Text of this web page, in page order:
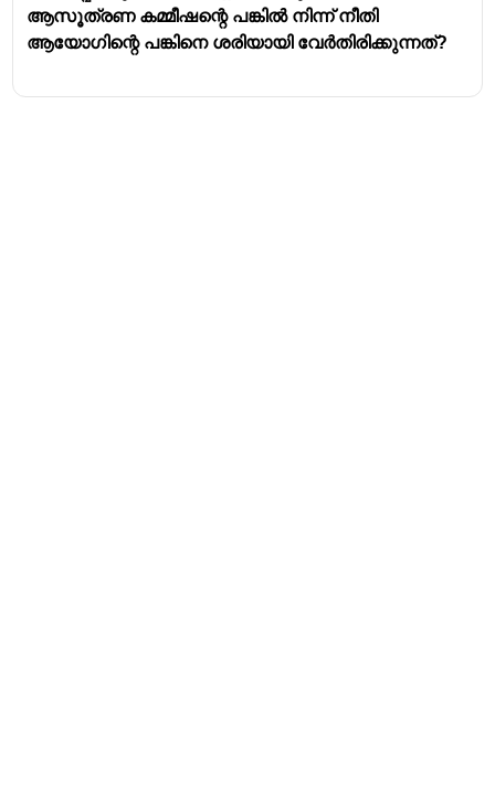
ആസൂത്രണ കമ്മീഷന്റെ പങ്കിൽ നിന്ന് നീതി
ആയോഗിന്റെ പങ്കിനെ ശരിയായി വേർതിരിക്കുന്നത്?